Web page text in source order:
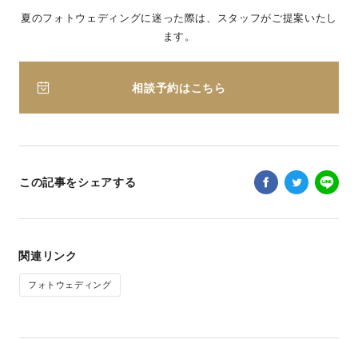
夏のフォトウェディングに迷った際は、スタッフがご提案いたし
ます。
相談予約はこちら
この記事をシェアする
関連リンク
フォトウェディング